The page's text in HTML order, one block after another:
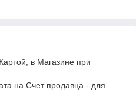
в Магазине при
на Счет продавца - для